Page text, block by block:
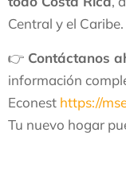
Central y el Caribe.
👉 Contáctanos
información
Econest https://
Tu nuevo hogar